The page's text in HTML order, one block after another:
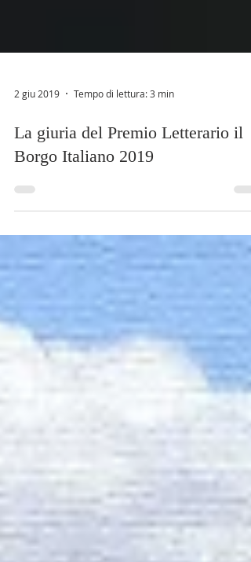
2 giu 2019 Tempo di lettura: 3 min
La giuria del Premio Letterario il
Borgo Italiano 2019